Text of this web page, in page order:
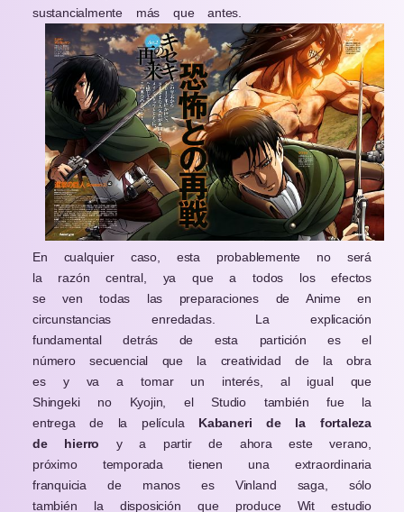
sustancialmente más que antes.
En cualquier caso, esta probablemente no será
la razón central, ya que a todos los efectos
se ven todas las preparaciones de Anime en
circunstancias enredadas. La explicación
fundamental detrás de esta partición es el
número secuencial que la creatividad de la obra
es y va a tomar un interés, al igual que
Shingeki no Kyojin, el Studio también fue la
entrega de la película Kabaneri de la fortaleza
de hierro y a partir de ahora este verano,
próximo temporada tienen una extraordinaria
franquicia de manos es Vinland saga, sólo
también la disposición que produce Wit estudio